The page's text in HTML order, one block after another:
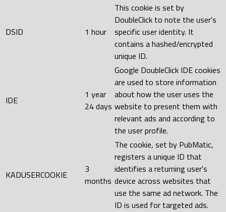
DSID 1 hour
This cookie is set by
DoubleClick to note the user's
specific user identity. It
contains a hashed/encrypted
unique ID.
IDE
1 year
24 days
Google DoubleClick IDE cookies
are used to store information
about how the user uses the
website to present them with
relevant ads and according to
the user profile.
KADUSERCOOKIE
3
months
The cookie, set by PubMatic,
registers a unique ID that
identifies a returning user's
device across websites that
use the same ad network. The
ID is used for targeted ads.